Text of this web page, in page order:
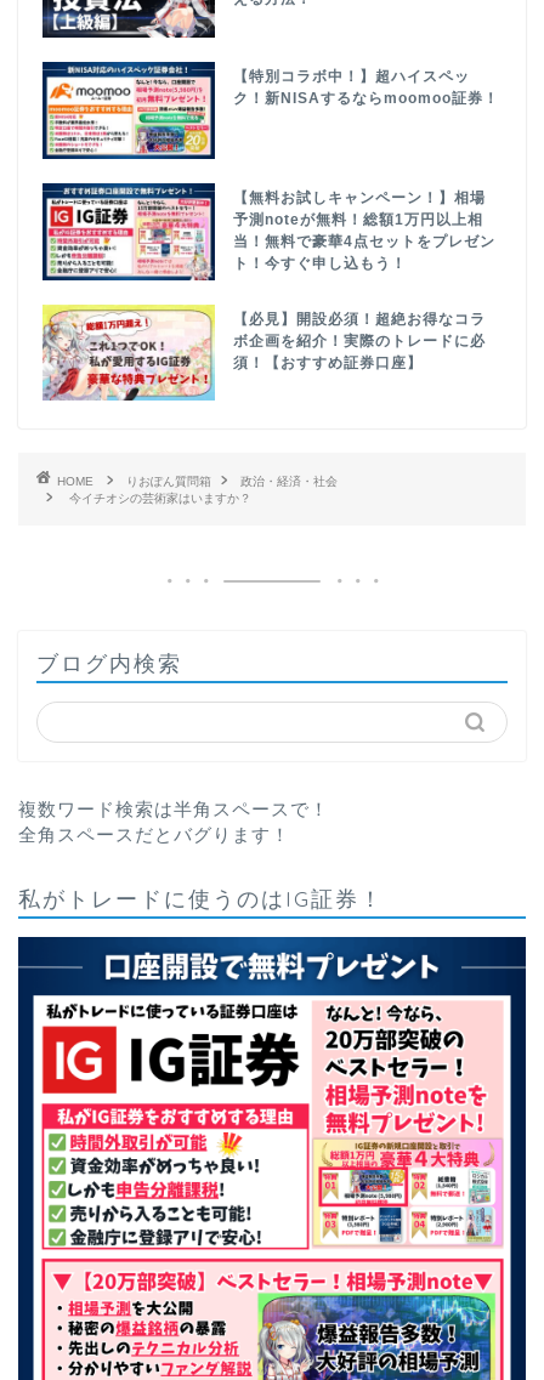
【特別コラボ中！】超ハイスペッ
ク！新NISAするならmoomoo証券！
【無料お試しキャンペーン！】相場
予測noteが無料！総額1万円以上相
当！無料で豪華4点セットをプレゼン
ト！今すぐ申し込もう！
【必見】開設必須！超絶お得なコラ
ボ企画を紹介！実際のトレードに必
須！【おすすめ証券口座】
HOME りおぽん質問箱
政治・経済・社会
今イチオシの芸術家はいますか？
ブログ内検索
複数ワード検索は半角スペースで！
全角スペースだとバグります！
私がトレードに使うのはIG証券！